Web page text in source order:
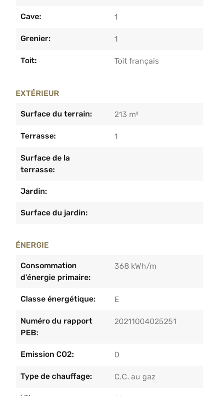
Cave: 1
Grenier: 1
Toit: Toit français
EXTÉRIEUR
Surface du terrain: 213 m²
Terrasse: 1
Surface de la
terrasse:
Jardin:
Surface du jardin:
ÉNERGIE
Consommation
d’énergie primaire:
368 kWh/m
Classe énergétique: E
Numéro du rapport
PEB:
20211004025251
Emission CO2: 0
Type de chauffage: C.C. au gaz